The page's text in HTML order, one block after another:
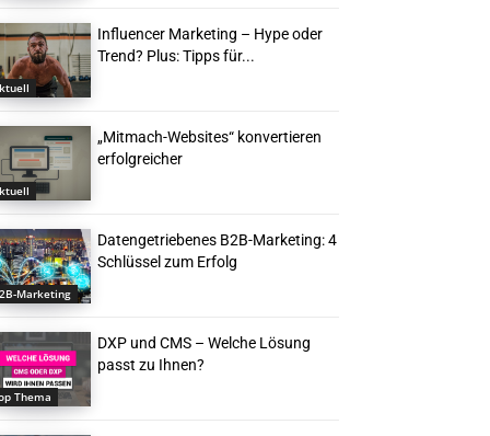
Influencer Marketing – Hype oder
Trend? Plus: Tipps für...
„Mitmach-Websites“ konvertieren
erfolgreicher
Marketing
Datengetriebenes B2B-Marketing: 4
Schlüssel zum Erfolg
Thema
DXP und CMS – Welche Lösung
passt zu Ihnen?